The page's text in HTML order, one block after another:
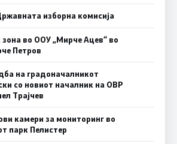
изборна комисија
во ООУ „Мирче Ацев“ во
Петров
на градоначалникот
со новиот началник на ОВР
Трајчев
камери за мониторинг во
парк Пелистер